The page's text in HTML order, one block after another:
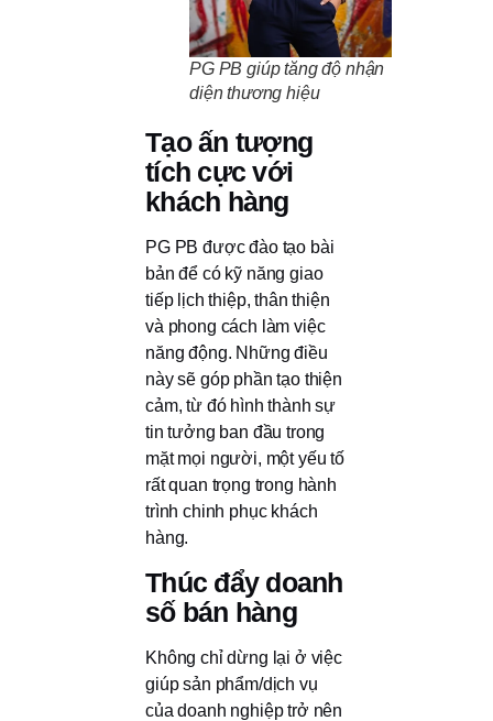
PG PB giúp tăng độ nhận
diện thương hiệu
Tạo ấn tượng
tích cực với
khách hàng
PG PB được đào tạo bài
bản để có kỹ năng giao
tiếp lịch thiệp, thân thiện
và phong cách làm việc
năng động. Những điều
này sẽ góp phần tạo thiện
cảm, từ đó hình thành sự
tin tưởng ban đầu trong
mặt mọi người, một yếu tố
rất quan trọng trong hành
trình chinh phục khách
hàng.
Thúc đẩy doanh
số bán hàng
Không chỉ dừng lại ở việc
giúp sản phẩm/dịch vụ
của doanh nghiệp trở nên